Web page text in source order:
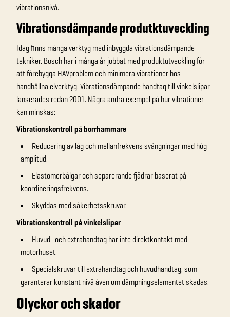
vibrationsnivå.
Vibrationsdämpande produtktuveckling
Idag finns många verktyg med inbyggda vibrationsdämpande
tekniker. Bosch har i många år jobbat med produktutveckling för
att förebygga HAVproblem och minimera vibrationer hos
handhållna elverktyg. Vibrationsdämpande handtag till vinkelslipar
lanserades redan 2001. Några andra exempel på hur vibrationer
kan minskas:
Vibrationskontroll på borrhammare
Reducering av låg och mellanfrekvens svängningar med hög
amplitud.
Elastomerbälgar och separerande fjädrar baserat på
koordineringsfrekvens.
Skyddas med säkerhetsskruvar.
Vibrationskontroll på vinkelslipar
Huvud- och extrahandtag har inte direktkontakt med
motorhuset.
Specialskruvar till extrahandtag och huvudhandtag, som
garanterar konstant nivå även om dämpningselementet skadas.
Olyckor och skador